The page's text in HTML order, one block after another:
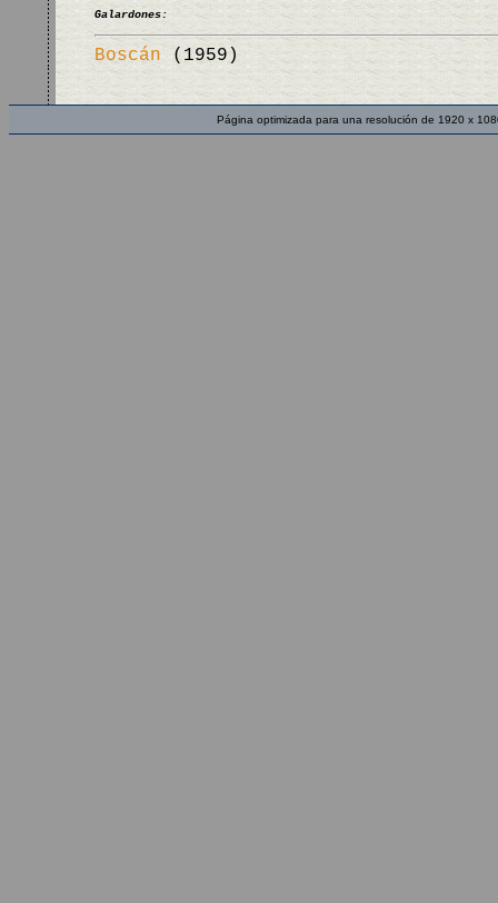
Galardones:
Boscán (1959)
Página optimizada para una resolución de 1920 x